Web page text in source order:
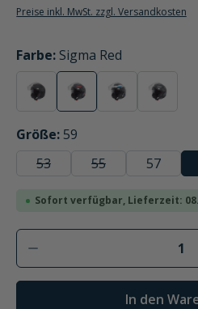
Preise inkl. MwSt. zzgl. Versandkosten
Farbe
auswählen
: Sigma Red
mattschwarz
(Diese Option ist zurzeit nicht
Sigma RedSigma Blue
(Diese Option
Sigma
(Diese
Größe
auswählen
: 59
53(Diese Option ist zurzeit nicht
55(Diese Option ist
57
Sofort verfügbar, Lieferzeit:
Produkt Anzahl: Gib
In den